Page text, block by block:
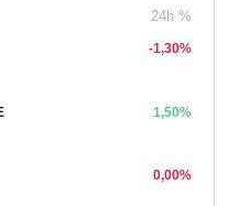
24h %
-1,30%
1,50%
0,00%